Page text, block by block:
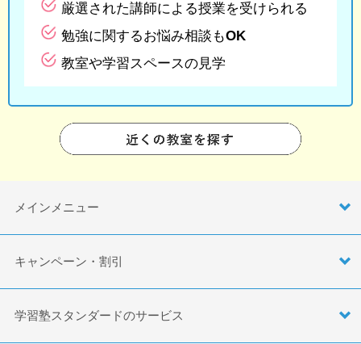
厳選された講師による授業を受けられる
勉強に関するお悩み相談もOK
教室や学習スペースの見学
メインメニュー
キャンペーン・割引
学習塾スタンダードのサービス